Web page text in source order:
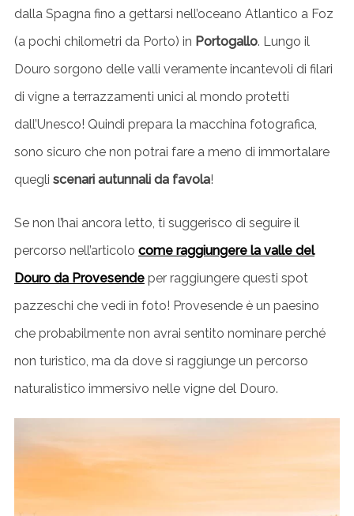
dalla Spagna fino a gettarsi nell’oceano Atlantico a Foz
(a pochi chilometri da Porto) in Portogallo. Lungo il
Douro sorgono delle valli veramente incantevoli di filari
di vigne a terrazzamenti unici al mondo protetti
dall’Unesco! Quindi prepara la macchina fotografica,
sono sicuro che non potrai fare a meno di immortalare
quegli scenari autunnali da favola!
Se non l’hai ancora letto, ti suggerisco di seguire il
percorso nell’articolo come raggiungere la valle del
Douro da Provesendeper raggiungere questi spot
pazzeschi che vedi in foto! Provesende è un paesino
che probabilmente non avrai sentito nominare perché
non turistico, ma da dove si raggiunge un percorso
naturalistico immersivo nelle vigne del Douro.